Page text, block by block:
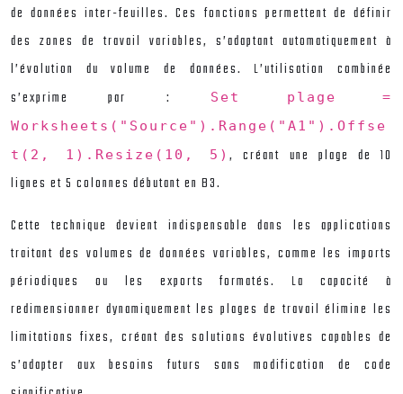
de données inter-feuilles. Ces fonctions permettent de définir
des zones de travail variables, s’adaptant automatiquement à
l’évolution du volume de données. L’utilisation combinée
s’exprime par :
Set plage =
Worksheets("Source").Range("A1").Offse
t(2, 1).Resize(10, 5), créant une plage de 10
lignes et 5 colonnes débutant en B3.
Cette technique devient indispensable dans les applications
traitant des volumes de données variables, comme les imports
périodiques ou les exports formatés. La capacité à
redimensionner dynamiquement les plages de travail élimine les
limitations fixes, créant des solutions évolutives capables de
s’adapter aux besoins futurs sans modification de code